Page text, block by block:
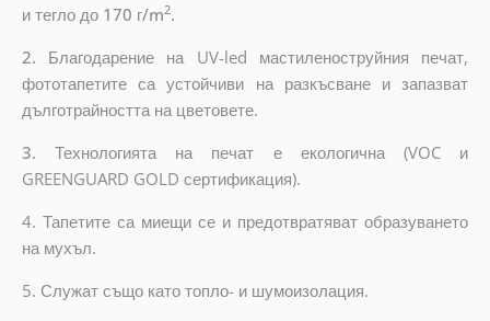
и тегло до170 г/m2.
2. Благодарение на UV-led мастиленоструйния печат,
фототапетите са устойчиви на разкъсване и запазват
дълготрайността на цветовете.
3.Технологията на печат е екологична (VOC и
GREENGUARD GOLD сертификация).
4. Тапетите са миещи се и предотвратяват образуването
на мухъл.
5. Служат също като топло- и шумоизолация.